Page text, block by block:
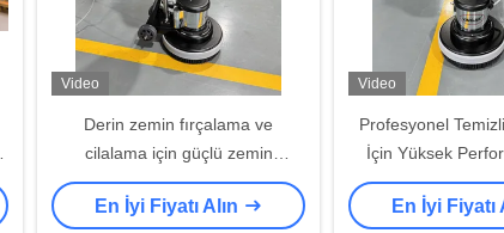
Video
Derin zemin fırçalama ve
cilalama için güçlü zemin
tamponu makineleri
En İyi Fiyatı Alın
Video
Profesyonel
İçin Yüksek
tamponu
En İyi Fiyatı